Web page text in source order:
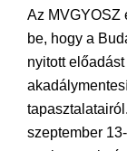
Az MVGYOSZ
be, hogy a
nyitott
szeptember